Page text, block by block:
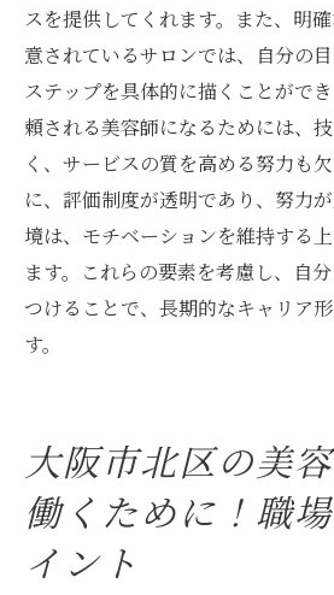
スを提供してくれます。また、明
意されているサロンでは、自分の
ステップを具体的に描くことがで
頼される美容師になるためには、
く、サービスの質を高める努力も
に、評価制度が透明であり、努力
境は、モチベーションを維持する
ます。これらの要素を考慮し、自
つけることで、長期的なキャリア
す。
大阪市北区の美
働くために！職
イント